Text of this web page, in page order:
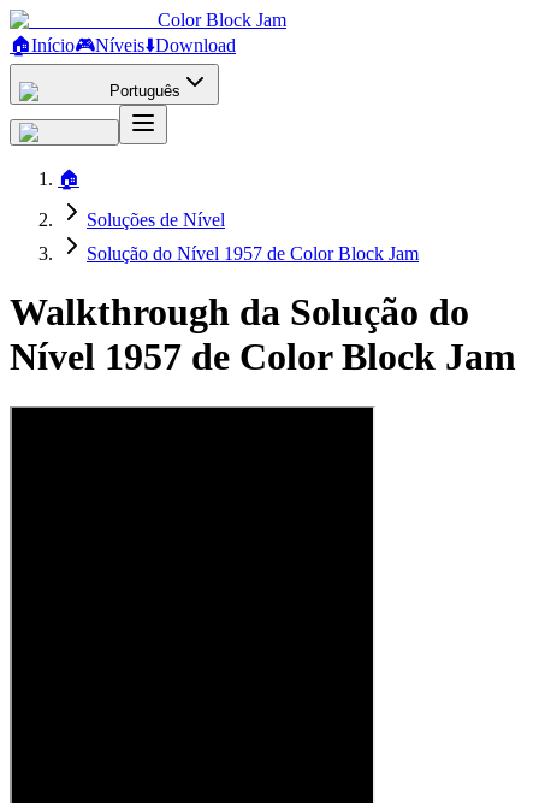
Color Block Jam
🏠Início🎮Níveis⬇️Download
Português
🏠
Soluções de Nível
Solução do Nível 1957 de Color Block Jam
Walkthrough da Solução do
Nível 1957 de Color Block Jam